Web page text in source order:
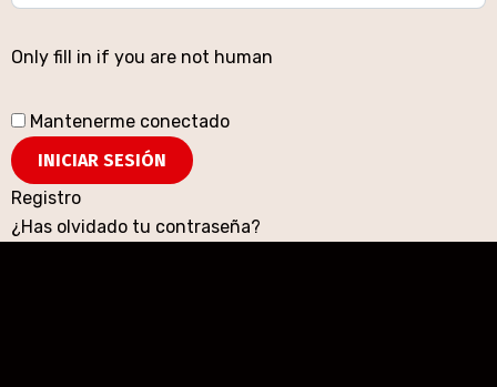
Only fill in if you are not human
Mantenerme conectado
Registro
¿Has olvidado tu contraseña?